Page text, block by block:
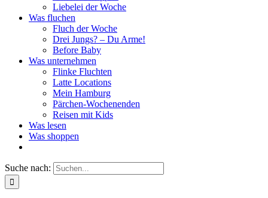
Liebelei der Woche
Was fluchen
Fluch der Woche
Drei Jungs? – Du Arme!
Before Baby
Was unternehmen
Flinke Fluchten
Latte Locations
Mein Hamburg
Pärchen-Wochenenden
Reisen mit Kids
Was lesen
Was shoppen
Suche nach: